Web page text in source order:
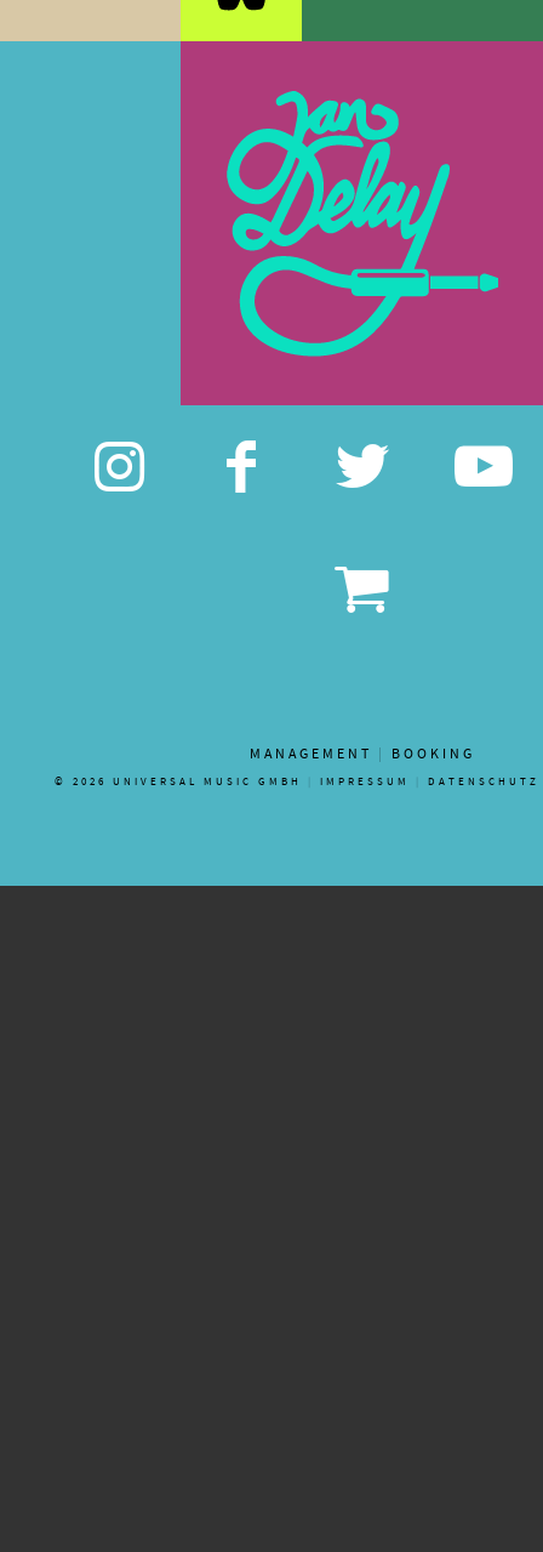
InstagramFacebook
MANAGEMENT BOOKING
© 2026 UNIVERSAL MUSIC GMBH IMPRESSUM DATENSCHUTZ